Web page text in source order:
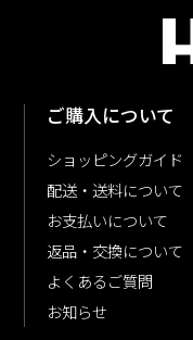
ご購入について
ショッピングガイド
配送・送料について
お支払いについて
返品・交換について
よくあるご質問
お知らせ